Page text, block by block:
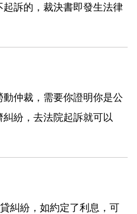
訴的，裁決書即發生法律
仲裁，需要你證明你是公
紛，去法院起訴就可以
糾紛，如約定了利息，可